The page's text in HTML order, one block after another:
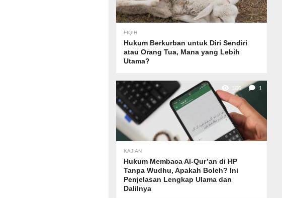
FIQIH
Hukum Berkurban untuk Diri Sendiri
atau Orang Tua, Mana yang Lebih
Utama?
106 1
KAJIAN
Hukum Membaca Al-Qur’an di HP
Tanpa Wudhu, Apakah Boleh? Ini
Penjelasan Lengkap Ulama dan
Dalilnya